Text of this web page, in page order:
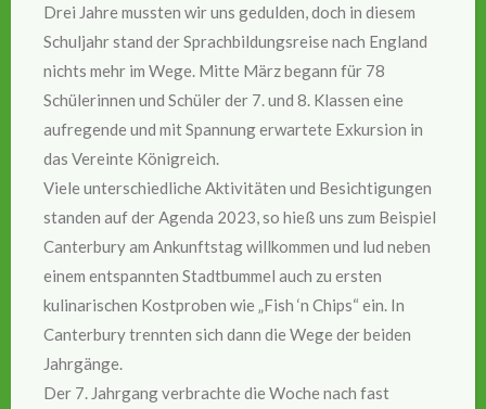
Drei Jahre mussten wir uns gedulden, doch in diesem
Schuljahr stand der Sprachbildungsreise nach England
nichts mehr im Wege. Mitte März begann für 78
Schülerinnen und Schüler der 7. und 8. Klassen eine
aufregende und mit Spannung erwartete Exkursion in
das Vereinte Königreich.
Viele unterschiedliche Aktivitäten und Besichtigungen
standen auf der Agenda 2023, so hieß uns zum Beispiel
Canterbury am Ankunftstag willkommen und lud neben
einem entspannten Stadtbummel auch zu ersten
kulinarischen Kostproben wie „Fish ‘n Chips“ ein. In
Canterbury trennten sich dann die Wege der beiden
Jahrgänge.
Der 7. Jahrgang verbrachte die Woche nach fast